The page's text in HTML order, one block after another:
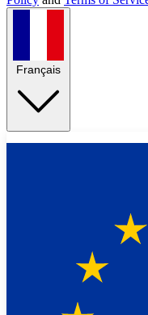
Français